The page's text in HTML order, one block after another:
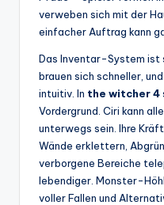
verweben sich mit der
einfacher Auftrag kann
Das Inventar-System ist
brauen sich schneller,
intuitiv. In the witcher 4
Vordergrund. Ciri kann
unterwegs sein. Ihre
Wände erklettern,
verborgene Bereiche
lebendiger. Monster-
voller Fallen und